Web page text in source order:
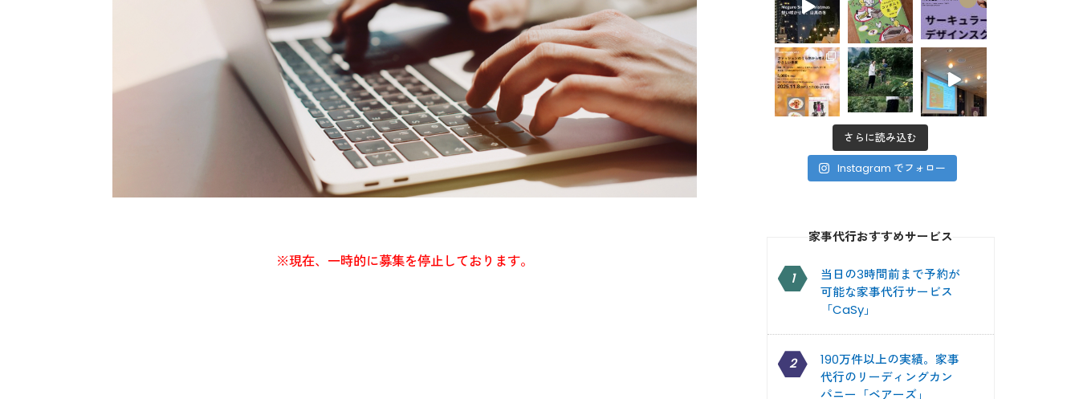
※現在、一時的に募集を停止しております。
さらに読み込む
Instagram でフォロー
家事代行おすすめサービス
1
当日の3時間前まで予約が
可能な家事代行サービス
「CaSy」
2
190万件以上の実績。家事
代行のリーディングカン
パニー「ベアーズ」